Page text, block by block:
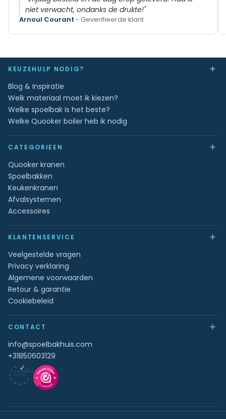
niet verwacht, ondanks de drukte!"
Arnoul Courant - Geverifieerde klant
KEUZEHULP NODIG? ＋
Blog & Inspiratie
Welk materiaal moet ik kiezen?
Welke spoelbak is het beste?
Welke Quooker boiler heb ik nodig
CATEGORIEEN ＋
Quooker kranen
Spoelbakken
Keukenkranen
Afvalsystemen
Accessoires
KLANTENSERVICE ＋
Veelgestelde vragen
Privacy verklaring
Algemene voorwaarden
Retour & garantie
Cookiebeleid
CONTACT ＋
info@spoelbakhuis.com
+31850603129